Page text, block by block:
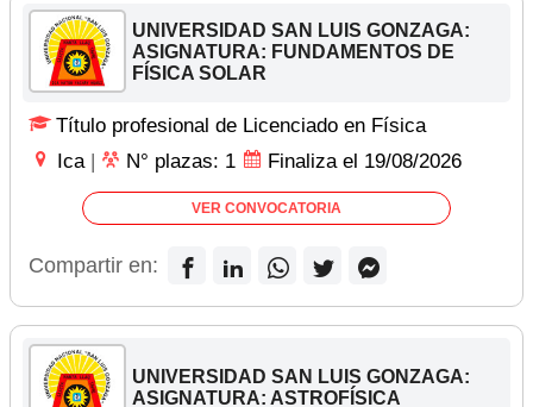
UNIVERSIDAD SAN LUIS GONZAGA:
ASIGNATURA: FUNDAMENTOS DE
FÍSICA SOLAR
Título profesional de Licenciado en Física
Ica | N° plazas: 1 Finaliza el 19/08/2026
VER CONVOCATORIA
Compartir en:
UNIVERSIDAD SAN LUIS GONZAGA:
ASIGNATURA: ASTROFÍSICA